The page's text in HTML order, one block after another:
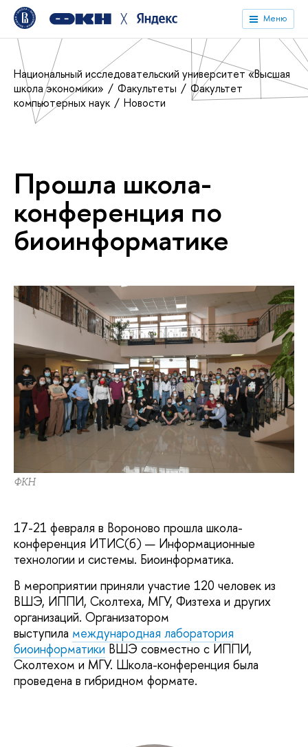
╳ Меню
Национальный исследовательский университет «Высшая
школа экономики»
Факультеты
Факультет
компьютерных наук
Новости
Прошла школа-
конференция по
биоинформатике
ФКН
17-21 февраля в Вороново прошла школа-
конференция ИТИС(б) — Информационные
технологии и системы. Биоинформатика.
В мероприятии приняли участие 120 человек из
ВШЭ, ИППИ, Сколтеха, МГУ, Физтеха и других
организаций. Организатором
выступила международная лаборатория
биоинформатики ВШЭ совместно с ИППИ,
Сколтехом и МГУ. Школа-конференция была
проведена в гибридном формате.